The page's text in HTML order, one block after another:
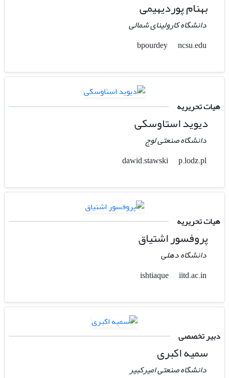
بهنام پوردیهیمی
دانشگاه کارولینای شمالی
ncsu.edu
هیات تحریریه
دیوید استاوسکی
دانشگاه صنعتی لوج
p.lodz.pl
هیات تحریریه
پروفسور اشتیاق
دانشگاه دهلی
iitd.ac.in
دبیر تخصصی
سمیه اکبری
دانشگاه صنعتی امیرکبیر